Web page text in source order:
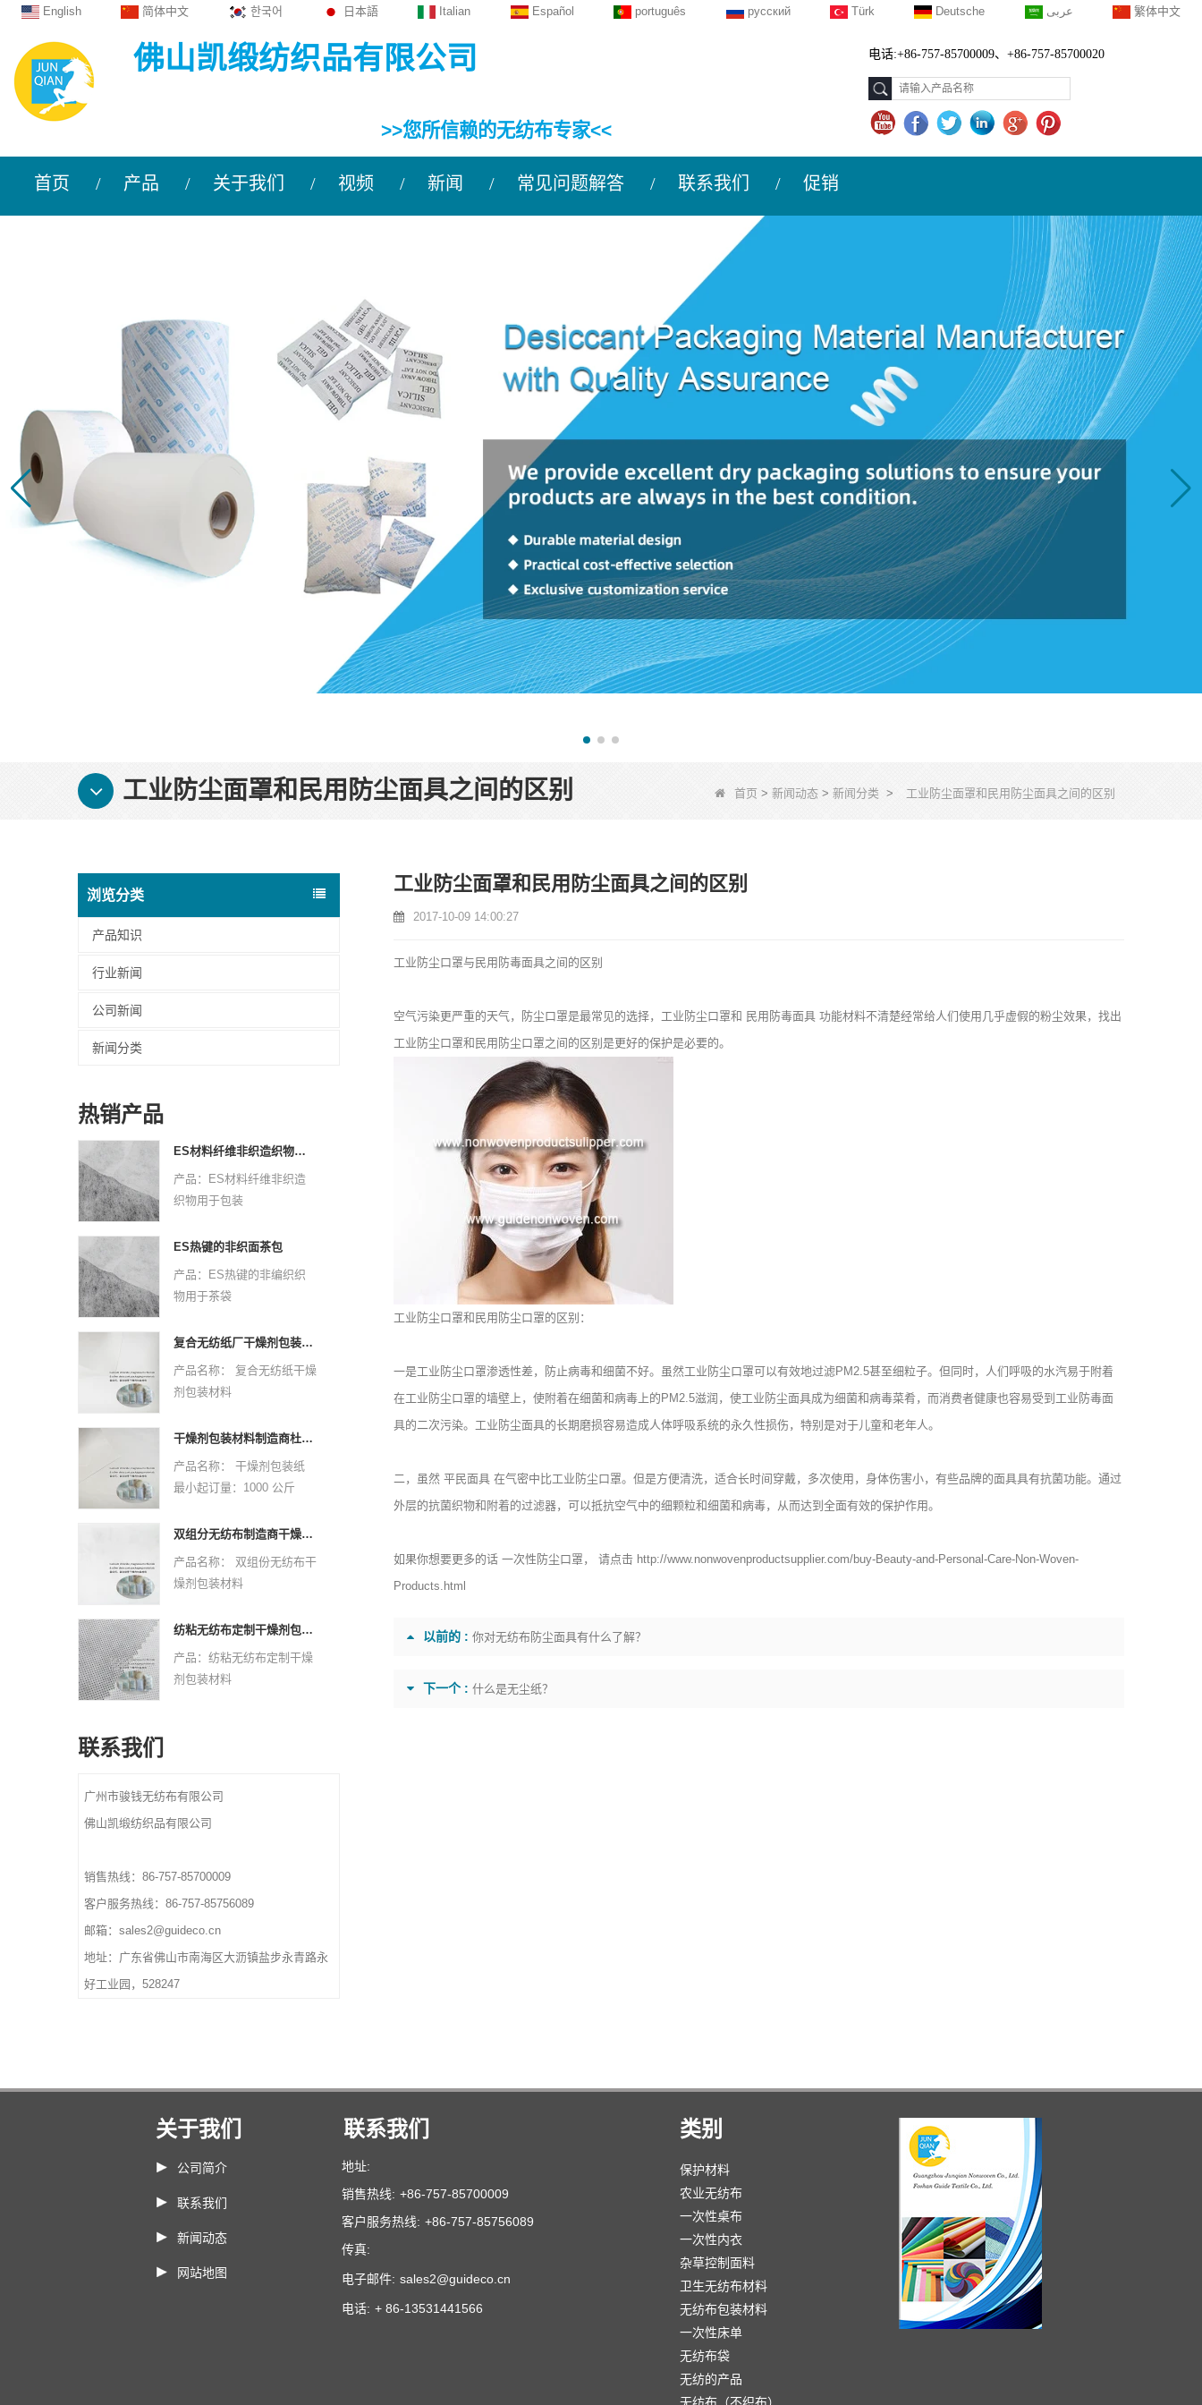
English 简体中文 한국어 日本語 Italian Español português русский Türk Deutsche عربى 繁体中文
佛山凯缎纺织品有限公司
>>您所信赖的无纺布专家<<
电话:+86-757-85700009、+86-757-85700020
首页 产品 关于我们 视频 新闻 常见问题解答 联系我们 促销
工业防尘面罩和民用防尘面具之间的区别 首页 > 新闻动态 > 新闻分类 > 工业防尘面罩和民用防尘面具之间的区别
浏览分类
产品知识
行业新闻
公司新闻
新闻分类
热销产品
ES材料纤维非织造织物用于包装
产品：ES材料纤维非织造
织物用于包装
非织造技术：热键
样本：可以免费提供，货运
要收集
应用程序：
罩，尿布，床单，窗帘，枕
头套，卫生等
包装（25-30GSM）：茶
ES热键的非织面茶包
产品：ES热键的非编织织
物用于茶袋
非织造技术：热键
样本：可以免费提供，货运
要收集
应用程序：
罩，尿布，床单，窗帘，枕
头套，卫生等
包装（25-30GSM）：茶
复合无纺纸厂干燥剂包装材料
产品名称： 复合无纺纸干燥
剂包装材料
材质：复合无纺纸
Pantone颜色按客户要求
重量：根据尺寸和材料、厚
度
和订单后 10-15 天
干燥剂包装材料制造商杜邦材料干燥剂包装纸
产品名称： 干燥剂包装纸
最小起订量：1000 公斤
规格：定制尺寸。
重量：根据尺寸和材料、厚
度
交货时间：确认最终艺术品
双组分无纺布制造商干燥剂包装材料
产品名称： 双组份无纺布干
燥剂包装材料
材质：双组分无纺布
交货时间：确认最终艺术品
和订单后 10-15 天
纺粘无纺布定制干燥剂包装材料
产品：纺粘无纺布定制干燥
剂包装材料
Pantone颜色按客户要求
度
联系我们
广州市骏钱无纺布有限公司
佛山凯缎纺织品有限公司
销售热线：86-757-85700009
客户服务热线：86-757-85756089
邮箱：sales2@guideco.cn
地址：广东省佛山市南海区大沥镇盐步永青路永
好工业园，528247
工业防尘面罩和民用防尘面具之间的区别
2017-10-09 14:00:27
工业防尘口罩与民用防毒面具之间的区别
空气污染更严重的天气，防尘口罩是最常见的选择，工业防尘口罩和 民用防毒面具功能材料不清楚经常给人们使用几乎虚假的粉尘效果，找出
工业防尘口罩和民用防尘口罩之间的区别是更好的保护是必要的。
工业防尘口罩和民用防尘口罩的区别：
一是工业防尘口罩渗透性差，防止病毒和细菌不好。虽然工业防尘口罩可以有效地过滤PM2.5甚至细粒子。但同时，人们呼吸的水汽易于附着
在工业防尘口罩的墙壁上，使附着在细菌和病毒上的PM2.5滋润，使工业防尘面具成为细菌和病毒菜肴，而消费者健康也容易受到工业防毒面
具的二次污染。工业防尘面具的长期磨损容易造成人体呼吸系统的永久性损伤，特别是对于儿童和老年人。
二，虽然 平民面具在气密中比工业防尘口罩。但是方便清洗，适合长时间穿戴，多次使用，身体伤害小，有些品牌的面具具有抗菌功能。通过
外层的抗菌织物和附着的过滤器，可以抵抗空气中的细颗粒和细菌和病毒，从而达到全面有效的保护作用。
如果你想要更多的话 一次性防尘口罩 ， 请点击 http://www.nonwovenproductsupplier.com/buy-Beauty-and-Personal-Care-Non-Woven-
Products.html
以前的 : 你对无纺布防尘面具有什么了解？
下一个 : 什么是无尘纸？
关于我们
公司简介
联系我们
新闻动态
网站地图
联系我们
地址:
销售热线: +86-757-85700009
客户服务热线: +86-757-85756089
传真:
电子邮件: sales2@guideco.cn
电话: + 86-13531441566
类别
保护材料
农业无纺布
一次性桌布
一次性内衣
杂草控制面料
卫生无纺布材料
无纺布包装材料
一次性床单
无纺布袋
无纺的产品
无纺布（不织布）